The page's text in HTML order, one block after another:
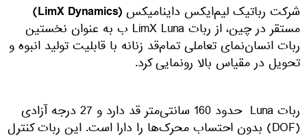
شرکت رباتیک لیم‌ایکس داینامیکس(LimX Dynamics)
مستقر در چین، از ربات LimX Luna ب به عنوان نخستین
ربات انسان‌نمای تعاملی تمام‌قد زنانه با قابلیت تولید انبوه و
تحویل در مقیاس بالا رونمایی کرد.
ربات Luna حدود 160 سانتی‌متر قد دارد و 27 درجه آزادی
(DOF) بدون احتساب محرک‌ها را دارا است. این ربات کنترل